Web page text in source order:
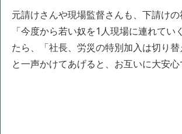
元請けさんや現場監督さんも、下請け
「今度から若い奴を1人現場に連れてい
たら、「社長、労災の特別加入は切り替
と一声かけてあげると、お互いに大安心